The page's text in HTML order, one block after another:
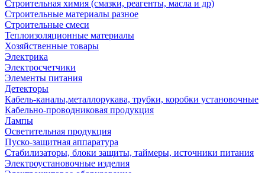
Строительная химия (смазки, реагенты, масла и др)
Строительные материалы разное
Строительные смеси
Теплоизоляционные материалы
Хозяйственные товары
Электрика
Электросчетчики
Элементы питания
Детекторы
Кабель-каналы,металлорукава, трубки, коробки установочные
Кабельно-проводниковая продукция
Лампы
Осветительная продукция
Пуско-защитная аппаратура
Стабилизаторы, блоки защиты, таймеры, источники питания
Электроустановочные изделия